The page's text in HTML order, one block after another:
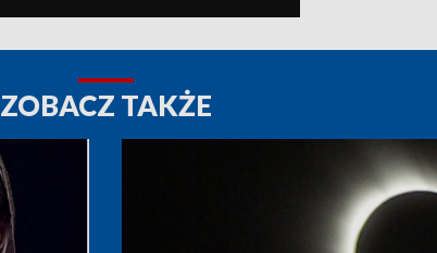
ZOBACZ TAKŻE